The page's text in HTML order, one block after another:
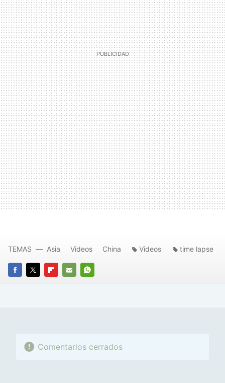
FACEBOOK
TWITTERFLIPBOARD
E-
WHATSAPP
TEMAS Asia Videos China Videos time lapse
Comentarios cerrados